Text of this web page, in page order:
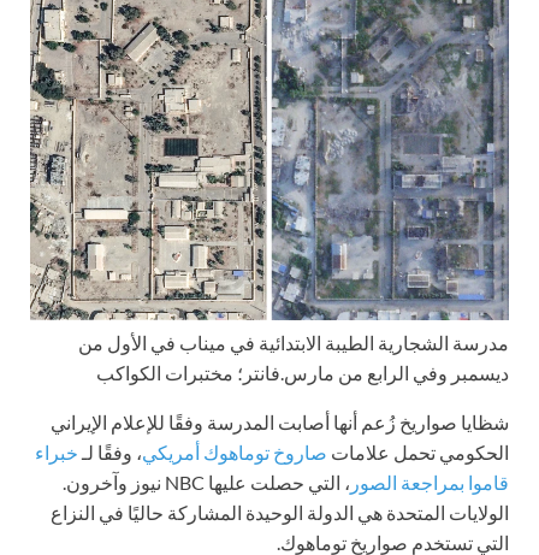
مدرسة الشجارية الطيبة الابتدائية في ميناب في الأول من
ديسمبر وفي الرابع من مارس.فانتر؛ مختبرات الكواكب
شظايا صواريخ زُعم أنها أصابت المدرسة وفقًا للإعلام الإيراني
الحكومي تحمل علامات صاروخ توماهوك أمريكي، وفقًا لـ خبراء
قاموا بمراجعة الصور
، التي حصلت عليها NBC نيوز وآخرون.
الولايات المتحدة هي الدولة الوحيدة المشاركة حاليًا في النزاع
التي تستخدم صواريخ توماهوك.